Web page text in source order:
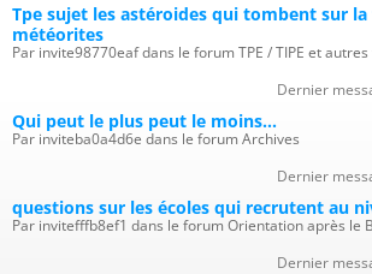
Tpe sujet les astéroides qui tombent sur la
météorites
Par invite98770eaf dans le forum TPE / TIPE et
Dernier
Qui peut le plus peut le moins...
Par inviteba0a4d6e dans le forum Archives
Dernier
questions sur les écoles qui recrutent au
Par invitefffb8ef1 dans le forum Orientation après le
Dernier